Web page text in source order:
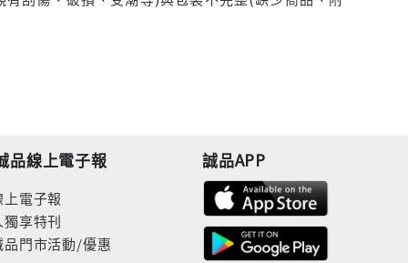
品線上電子報
電子報
享特刊
品門市活動/優惠
誠品APP